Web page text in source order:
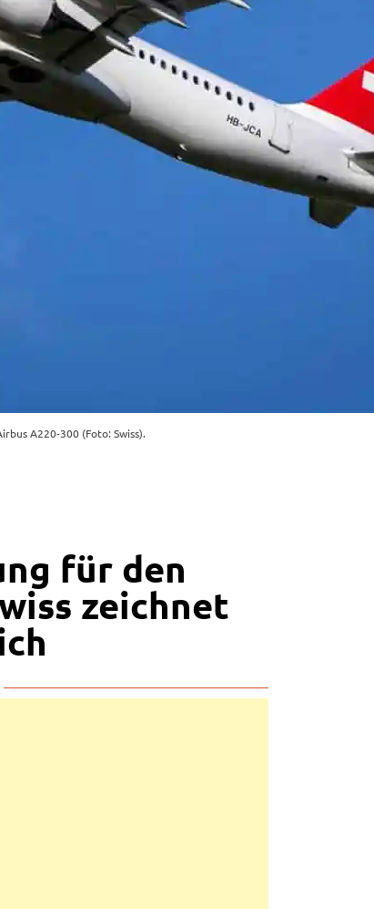
A220-300 (Foto: Swiss).
für den
zeichnet